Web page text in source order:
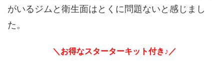
がいるジムと衛生面はとくに問題ないと感じまし
た。
＼お得なスターターキット付き♪／